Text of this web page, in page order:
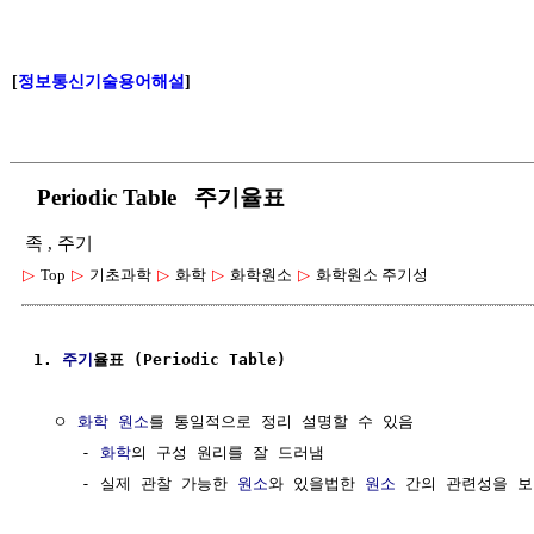
[정보통신기술용어해설]
Periodic Table 주기율표
족 , 주기
▷ Top ▷ 기초과학 ▷ 화학 ▷ 화학원소 ▷ 화학원소 주기성
1. 주기율표 (Periodic Table)
  ㅇ
화학 원소를 통일적으로 정리 설명할 수 있음
     -
화학의 구성 원리를 잘 드러냄
     - 실제 관찰 가능한
원소와 있을법한 원소 간의 관련성을 보